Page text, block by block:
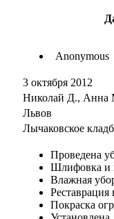
Anonymous
3 октября 2012
Николай Д., Анна
Львов
Лычаковское
Проведена
Шлифовка и
Влажная
Покраска